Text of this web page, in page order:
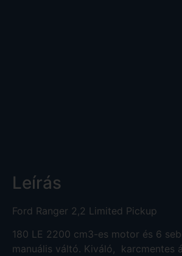
Leírás
Ford Ranger 2,2 Limited Pickup
180 LE 2200 cm3-es motor és 6
manuális váltó. Kiváló, karcmentes